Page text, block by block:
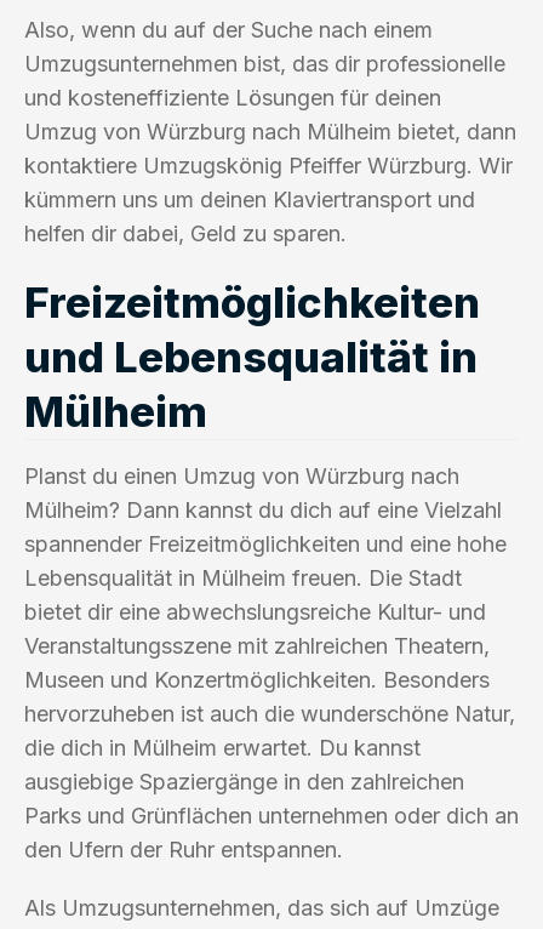
Also, wenn du auf der Suche nach einem
Umzugsunternehmen bist, das dir professionelle
und kosteneffiziente Lösungen für deinen
Umzug von Würzburg nach Mülheim bietet, dann
kontaktiere Umzugskönig Pfeiffer Würzburg. Wir
kümmern uns um deinen Klaviertransport und
helfen dir dabei, Geld zu sparen.
Freizeitmöglichkeiten
und Lebensqualität in
Mülheim
Planst du einen Umzug von Würzburg nach
Mülheim? Dann kannst du dich auf eine Vielzahl
spannender Freizeitmöglichkeiten und eine hohe
Lebensqualität in Mülheim freuen. Die Stadt
bietet dir eine abwechslungsreiche Kultur- und
Veranstaltungsszene mit zahlreichen Theatern,
Museen und Konzertmöglichkeiten. Besonders
hervorzuheben ist auch die wunderschöne Natur,
die dich in Mülheim erwartet. Du kannst
ausgiebige Spaziergänge in den zahlreichen
Parks und Grünflächen unternehmen oder dich an
den Ufern der Ruhr entspannen.
Als Umzugsunternehmen, das sich auf Umzüge